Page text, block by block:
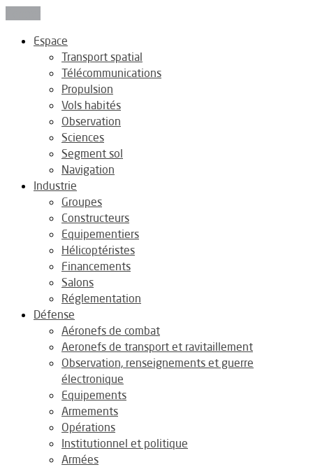
Espace
Transport spatial
Télécommunications
Propulsion
Vols habités
Observation
Sciences
Segment sol
Navigation
Industrie
Groupes
Constructeurs
Equipementiers
Hélicoptéristes
Financements
Salons
Réglementation
Défense
Aéronefs de combat
Aeronefs de transport et ravitaillement
Observation, renseignements et guerre
électronique
Equipements
Armements
Opérations
Institutionnel et politique
Armées